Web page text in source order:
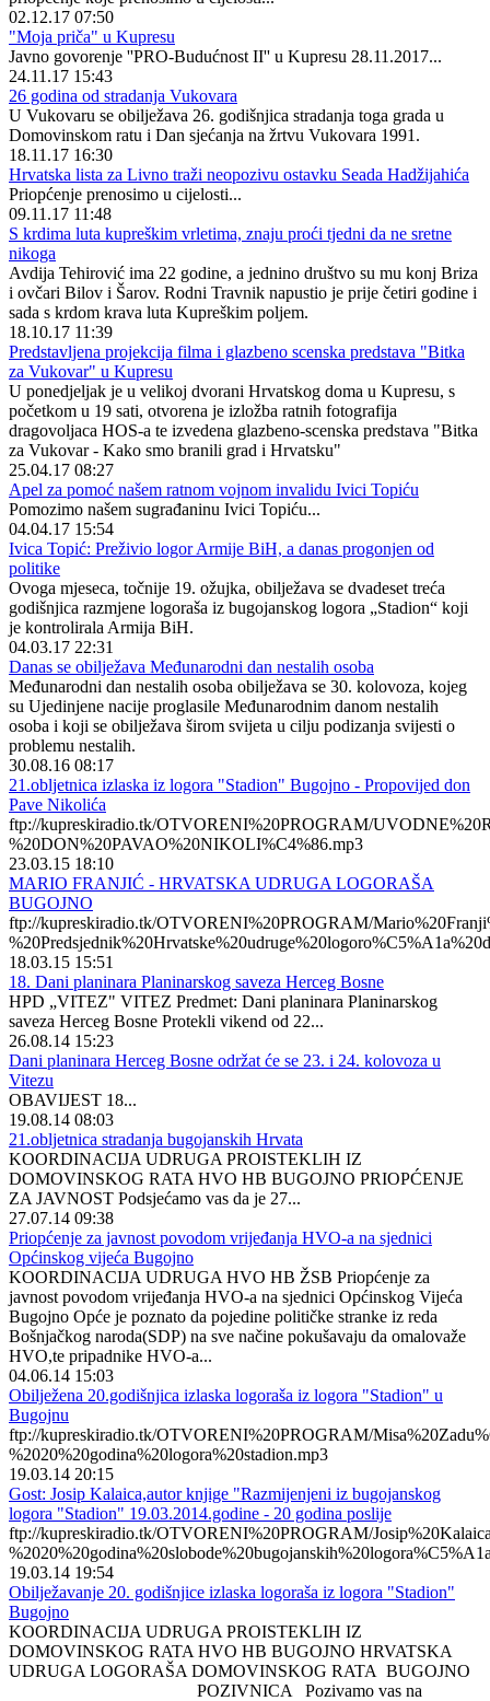
02.12.17 07:50
"Moja priča" u Kupresu
Javno govorenje ''PRO-Budućnost II'' u Kupresu 28.11.2017...
24.11.17 15:43
26 godina od stradanja Vukovara
U Vukovaru se obilježava 26. godišnjica stradanja toga grada u
Domovinskom ratu i Dan sjećanja na žrtvu Vukovara 1991.
18.11.17 16:30
Hrvatska lista za Livno traži neopozivu ostavku Seada Hadžijahića
Priopćenje prenosimo u cijelosti...
09.11.17 11:48
S krdima luta kupreškim vrletima, znaju proći tjedni da ne sretne
nikoga
Avdija Tehirović ima 22 godine, a jednino društvo su mu konj Briza
i ovčari Bilov i Šarov. Rodni Travnik napustio je prije četiri godine i
sada s krdom krava luta Kupreškim poljem.
18.10.17 11:39
Predstavljena projekcija filma i glazbeno scenska predstava "Bitka
za Vukovar" u Kupresu
U ponedjeljak je u velikoj dvorani Hrvatskog doma u Kupresu, s
početkom u 19 sati, otvorena je izložba ratnih fotografija
dragovoljaca HOS-a te izvedena glazbeno-scenska predstava "Bitka
za Vukovar - Kako smo branili grad i Hrvatsku"
25.04.17 08:27
Apel za pomoć našem ratnom vojnom invalidu Ivici Topiću
Pomozimo našem sugrađaninu Ivici Topiću...
04.04.17 15:54
Ivica Topić: Preživio logor Armije BiH, a danas progonjen od
politike
Ovoga mjeseca, točnije 19. ožujka, obilježava se dvadeset treća
godišnjica razmjene logoraša iz bugojanskog logora „Stadion“ koji
je kontrolirala Armija BiH.
04.03.17 22:31
Danas se obilježava Međunarodni dan nestalih osoba
Međunarodni dan nestalih osoba obilježava se 30. kolovoza, kojeg
su Ujedinjene nacije proglasile Međunarodnim danom nestalih
osoba i koji se obilježava širom svijeta u cilju podizanja svijesti o
problemu nestalih.
30.08.16 08:17
21.obljetnica izlaska iz logora "Stadion" Bugojno - Propovijed don
Pave Nikolića
ftp://kupreskiradio.tk/OTVORENI%20PROGRAM/
%20DON%20PAVAO%20NIKOLI%C4%86.mp3
23.03.15 18:10
MARIO FRANJIĆ - HRVATSKA UDRUGA LOGORAŠA
BUGOJNO
ftp://kupreskiradio.tk/OTVORENI%20PROGRAM/
18.03.15 15:51
18. Dani planinara Planinarskog saveza Herceg Bosne
HPD „VITEZ" VITEZ Predmet: Dani planinara Planinarskog
saveza Herceg Bosne Protekli vikend od 22...
26.08.14 15:23
Dani planinara Herceg Bosne održat će se 23. i 24. kolovoza u
Vitezu
OBAVIJEST 18...
19.08.14 08:03
21.obljetnica stradanja bugojanskih Hrvata
KOORDINACIJA UDRUGA PROISTEKLIH IZ
DOMOVINSKOG RATA HVO HB BUGOJNO PRIOPĆENJE
ZA JAVNOST Podsjećamo vas da je 27...
27.07.14 09:38
Priopćenje za javnost povodom vrijeđanja HVO-a na sjednici
Općinskog vijeća Bugojno
KOORDINACIJA UDRUGA HVO HB ŽSB Priopćenje za
javnost povodom vrijeđanja HVO-a na sjednici Općinskog Vijeća
Bugojno Opće je poznato da pojedine političke stranke iz reda
Bošnjačkog naroda(SDP) na sve načine pokušavaju da omalovaže
HVO,te pripadnike HVO-a...
04.06.14 15:03
Obilježena 20.godišnjica izlaska logoraša iz logora "Stadion" u
Bugojnu
ftp://kupreskiradio.tk/OTVORENI%20PROGRAM/
%2020%20godina%20logora%20stadion.mp3
19.03.14 20:15
Gost: Josip Kalaica,autor knjige "Razmijenjeni iz bugojanskog
logora "Stadion" 19.03.2014.godine - 20 godina poslije
ftp://kupreskiradio.tk/OTVORENI%20PROGRAM/
19.03.14 19:54
Obilježavanje 20. godišnjice izlaska logoraša iz logora "Stadion"
Bugojno
KOORDINACIJA UDRUGA PROISTEKLIH IZ
DOMOVINSKOG RATA HVO HB BUGOJNO HRVATSKA
UDRUGA LOGORAŠA DOMOVINSKOG RATA BUGOJNO
POZIVNICA Pozivamo vas na